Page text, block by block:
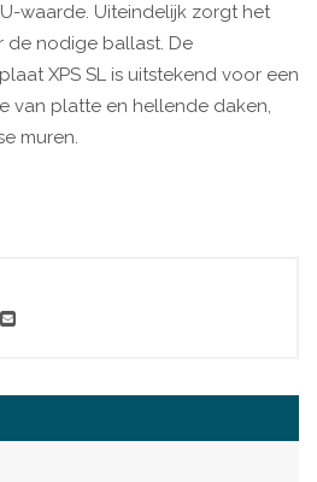
waarde. Uiteindelijk zorgt het
de nodige ballast. De
XPS SL is uitstekend voor een
van platte en hellende daken,
muren.